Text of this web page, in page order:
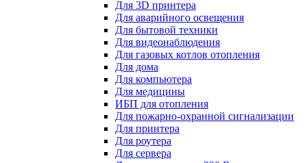
Для 3D принтера
Для аварийного освещения
Для бытовой техники
Для видеонаблюдения
Для газовых котлов отопления
Для дома
Для компьютера
Для медицины
ИБП для отопления
Для пожарно-охранной сигнализации
Для принтера
Для роутера
Для сервера